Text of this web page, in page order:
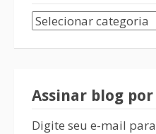
Assinar blog
Digite seu e-mail